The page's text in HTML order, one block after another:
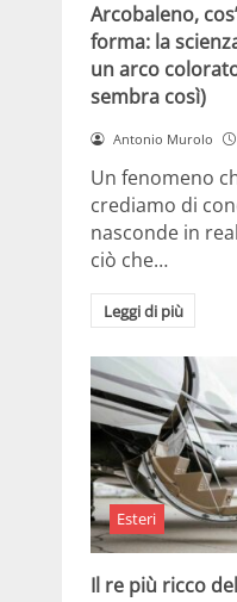
Arcobaleno,
forma: la
un arco
sembra così)
Antonio Murolo
Un fenomeno
crediamo di
nasconde in
ciò che…
Leggi di più
Esteri
Il re più ricco